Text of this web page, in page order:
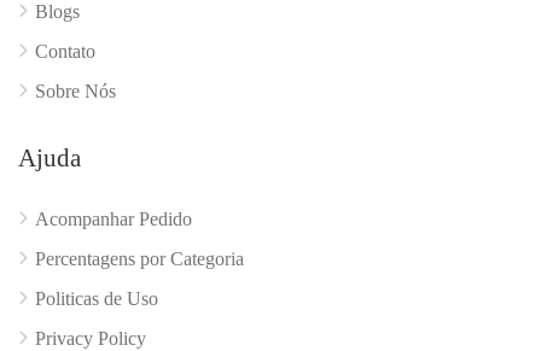
Blogs
Contato
Sobre Nós
Ajuda
Acompanhar Pedido
Percentagens por Categoria
Politicas de Uso
Privacy Policy